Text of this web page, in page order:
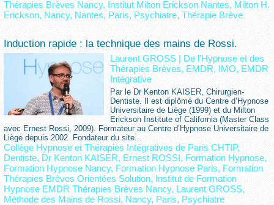
Thérapies Brèves Nancy, Institut Milton Erickson Nantes, Milton H.
Erickson, Nancy, Nantes, Paris, Psychiatre, Thérapie Brève
Induction rapide : la technique des mains de Rossi.
Laurent GROSS | De l'Hypnose et des
Thérapies Brèves, EMDR, IMO, EMDR
Intégrative
Par le Dr Kenton KAISER, Chirurgien-
Dentiste. Il est diplômé du Centre d’Hypnose
Universitaire de Liège (1999) et du Milton
Erickson Institute of California (Master Class
avec Ernest Rossi, 2009). Formateur au Centre d’Hypnose Universitaire de
Liège depuis 2002. Fondateur du site...
Collège Hypnose et Thérapies Intégratives de Paris CHTIP,
Dentiste, Dr Kenton KAISER, Ernest ROSSI, Formation Hypnose,
Formation Hypnose Nancy, Formation Hypnose Paris, Formation
Thérapies Brèves Orientées Solution, Institut de Formation
Hypnose EMDR Thérapies Brèves Nancy, Laurent GROSS,
Méthode des Mains de Rossi, Nancy, Paris, Psychiatre